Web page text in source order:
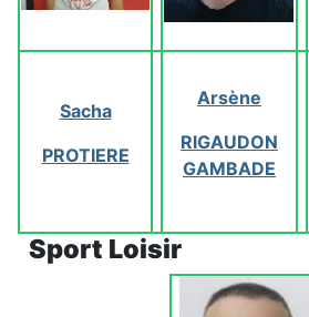
Sacha
PROTIERE
Arsène
RIGAUDON
GAMBADE
Sport Loisir